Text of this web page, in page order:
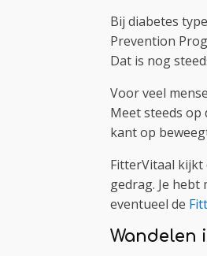
Bij diabetes
Prevention
Dat is nog
Voor veel
Meet steeds op
kant op
FitterVitaal kijkt
gedrag. Je
eventueel de
Wandelen